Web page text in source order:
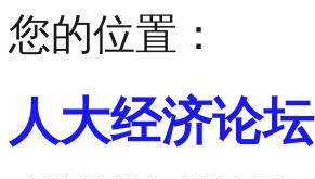
您的位置：
人大经济论坛